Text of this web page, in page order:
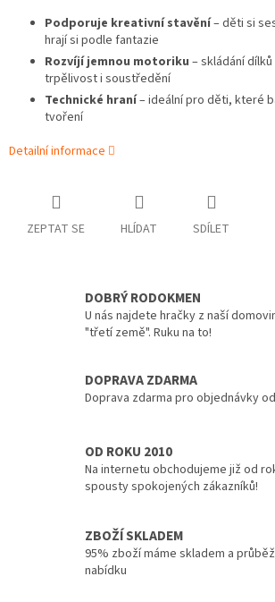
Podporuje kreativní stavění– děti si
hrají si podle fantazie
Rozvíjí jemnou motoriku – skládání
trpělivost i soustředění
Technické hraní– ideální pro děti, které
tvoření
Detailní informace
ZEPTAT SE HLÍDAT SDÍLET
DOBRÝ RODOKMEN
U nás najdete hračky z naší
"třetí země". Ruku na to!
DOPRAVA ZDARMA
Doprava zdarma pro objednávky od
OD ROKU 2010
Na internetu obchodujeme již od
spousty spokojených zákazníků!
ZBOŽÍ SKLADEM
95% zboží máme skladem a
nabídku